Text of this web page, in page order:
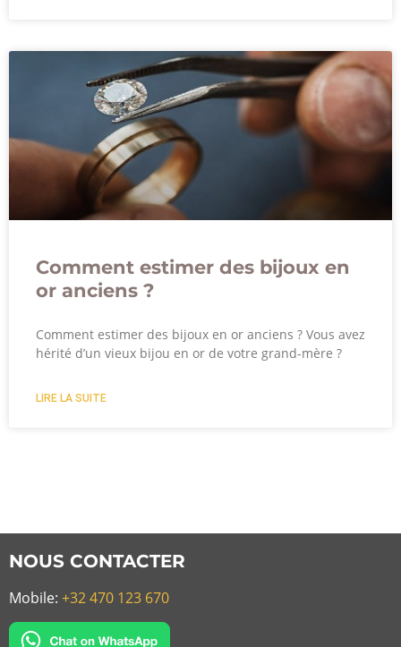
Comment estimer des bijoux en
or anciens ?
Comment estimer des bijoux en or anciens ? Vous avez
hérité d’un vieux bijou en or de votre grand-mère ?
LIRE LA SUITE
NOUS CONTACTER
Mobile: +32 470 123 670